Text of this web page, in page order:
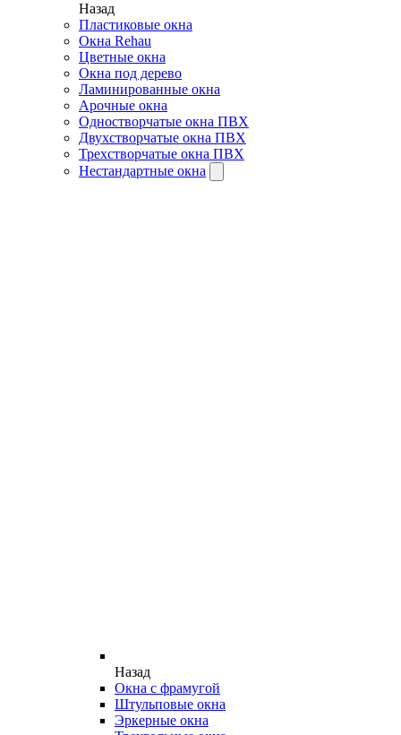
Назад
Пластиковые окна
Окна Rehau
Цветные окна
Окна под дерево
Ламинированные окна
Арочные окна
Одностворчатые окна ПВХ
Двухстворчатые окна ПВХ
Трехстворчатые окна ПВХ
Нестандартные окна
Назад
Окна с фрамугой
Штульповые окна
Эркерные окна